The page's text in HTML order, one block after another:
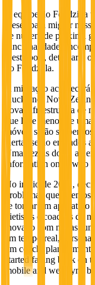
A equipe do Foodzilla
meses para migrar
de nuvem de próxima
funcionalidades
Neste post, detalharei
do Foodzilla.
A migração acontecerá
Auckland, Nova
nova infraestrutura de
que leve menos de
móveis serão
alertas serão enviados
Uma vezt is done, an
information on how to
No início de 2021,
problemas que
se tornar um aplicativo
dietistas e coaches de
inovado com novas
em tempo real,
um coach,
started falling back on
mobile and web sync